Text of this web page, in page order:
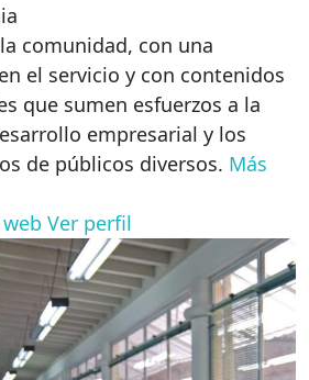
comunidad, con una
el servicio y con contenidos
que sumen esfuerzos a la
empresarial y los
de públicos diversos. Más
Ver perfil